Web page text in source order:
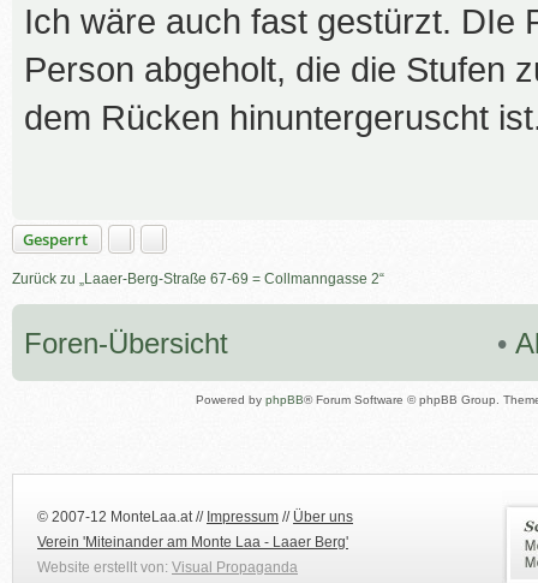
t
r
a
Ich wäre auch fast gestürzt. DIe
Person abgeholt, die die Stufen
dem Rücken hinuntergeruscht
Gesperrt
Zurück zu „Laaer-Berg-Straße 67-69 = Collmanngasse 2“
Foren-Übersicht •
Powered by phpBB® Forum Software © phpBB Group.
© 2007-12 MonteLaa.at // Impressum // Über uns
Verein 'Miteinander am Monte Laa - Laaer Berg'
Website erstellt von: Visual Propaganda